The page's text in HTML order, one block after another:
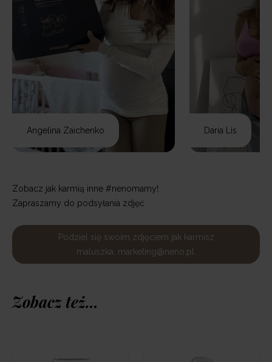
Angelina Zaichenko Daria Lis
Zobacz jak karmią inne #nenomamy!
Zapraszamy do podsyłania zdjęć
Podziel się swoim zdjęciem jak karmisz
maluszka: marketing@neno.pl.
Zobacz też...